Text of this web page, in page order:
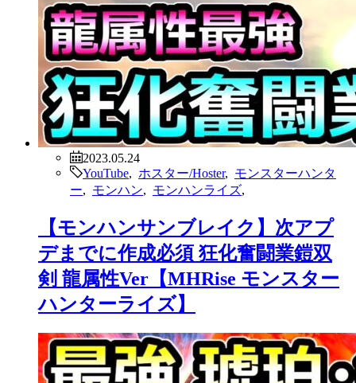
2023.05.24
YouTube
ホスター/Hoster, モンスターハンタ
ー
モンハン モンハンライズ
【モンハンサンブレイク】次アプ
デまでに作成必須 狂化奮闘業鎧双
剣 龍属性Ver【MHRise モンスター
ハンターライズ】